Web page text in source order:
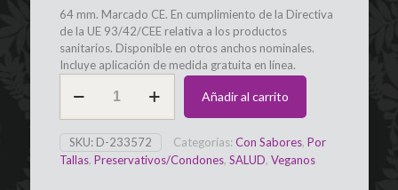
64 mm. Marcado CE. En cumplimiento de la Directiva
de la UE 93/42/CEE relativa a los productos
sanitarios. Disponible en otros anchos nominales.
Incluye aplicación de medida gratuita en línea.
64mm
SIZE
-
Añadir al carrito
SKU: D-233572 Categorías: Con Sabores, Por
Tallas, Preservativos/Condones, SALUD, Veganos